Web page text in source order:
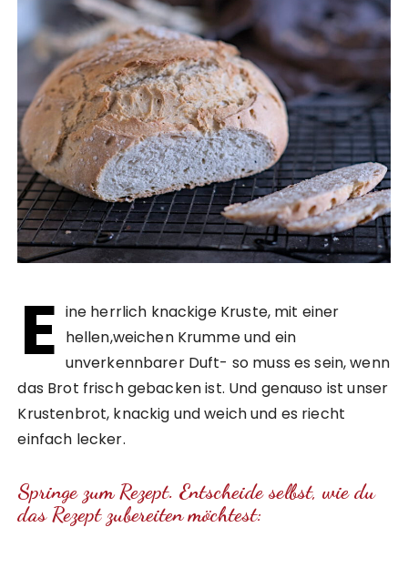
E ine herrlich knackige Kruste, mit einer
hellen,weichen Krumme und ein
unverkennbarer Duft- so muss es sein, wenn
das Brot frisch gebacken ist. Und genauso ist unser
Krustenbrot, knackig und weich und es riecht
einfach lecker.
Springe zum Rezept. Entscheide selbst, wie du
das Rezept zubereiten möchtest: